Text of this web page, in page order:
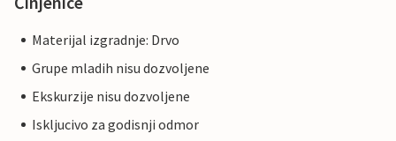
Materijal izgradnje: Drvo
Grupe mladih nisu dozvoljene
Ekskurzije nisu dozvoljene
Iskljucivo za godisnji odmor